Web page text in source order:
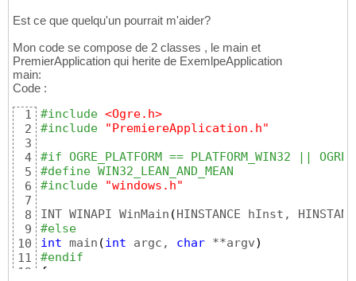
14
release/main.o:main.cpp<img src=
Est ce que quelqu'un pourrait m'aider?
Mon code se compose de 2 classes , le main et
PremierApplication qui herite de ExemlpeApplication
main:
Code :
1
2
3
4
5
6
7
8
9
10
11
12
#include <Ogre.h>
#include "PremiereApplication.h"
#if OGRE_PLATFORM == PLATFORM_WIN32 ||
#define WIN32_LEAN_AND_MEAN
#include "windows.h"
INT WINAPI WinMain ( HINSTANCE hInst,
#else
int main (int argc, char **argv)
#endif
{